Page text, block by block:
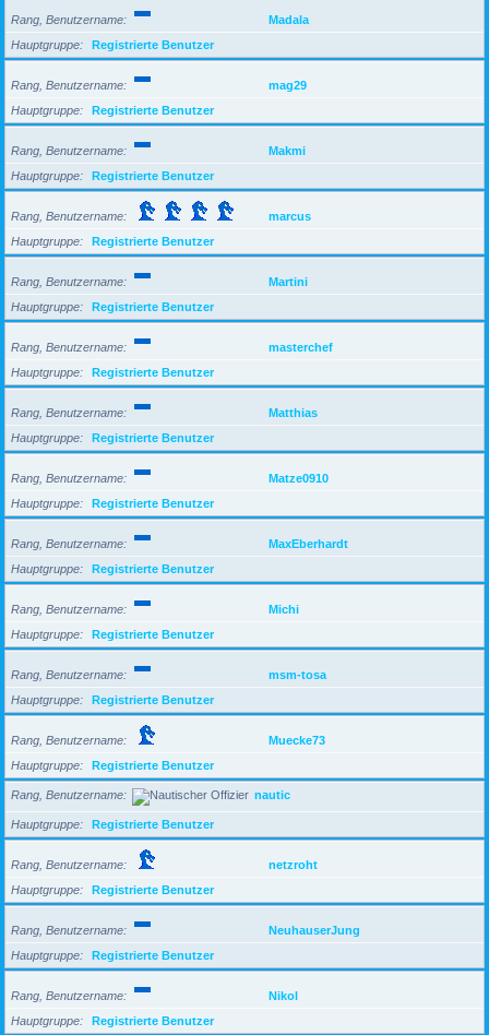
Rang, Benutzername
Madala
Hauptgruppe
Registrierte Benutzer
Rang, Benutzername
mag29
Hauptgruppe
Registrierte Benutzer
Rang, Benutzername
Makmi
Hauptgruppe
Registrierte Benutzer
Rang, Benutzername
marcus
Hauptgruppe
Registrierte Benutzer
Rang, Benutzername
Martini
Hauptgruppe
Registrierte Benutzer
Rang, Benutzername
masterchef
Hauptgruppe
Registrierte Benutzer
Rang, Benutzername
Matthias
Hauptgruppe
Registrierte Benutzer
Rang, Benutzername
Matze0910
Hauptgruppe
Registrierte Benutzer
Rang, Benutzername
MaxEberhardt
Hauptgruppe
Registrierte Benutzer
Rang, Benutzername
Michi
Hauptgruppe
Registrierte Benutzer
Rang, Benutzername
msm-tosa
Hauptgruppe
Registrierte Benutzer
Rang, Benutzername
Muecke73
Hauptgruppe
Registrierte Benutzer
Rang, Benutzername nautic
Hauptgruppe Registrierte Benutzer
Rang, Benutzername
netzroht
Hauptgruppe
Registrierte Benutzer
Rang, Benutzername
NeuhauserJung
Hauptgruppe
Registrierte Benutzer
Rang, Benutzername
Nikol
Hauptgruppe
Registrierte Benutzer